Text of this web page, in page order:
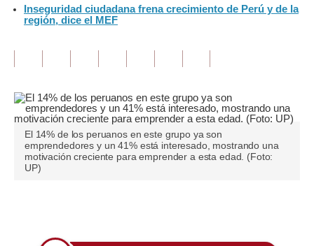
Tu Dinero
Inmobiliarias
Plus G
Opinión
Editorial
Tendencias
Inseguridad ciudadana frena crecimiento de Perú y de la
región, dice el MEF
El 14% de los peruanos en este grupo ya son
emprendedores y un 41% está interesado, mostrando una
motivación creciente para emprender a esta edad. (Foto:
UP)